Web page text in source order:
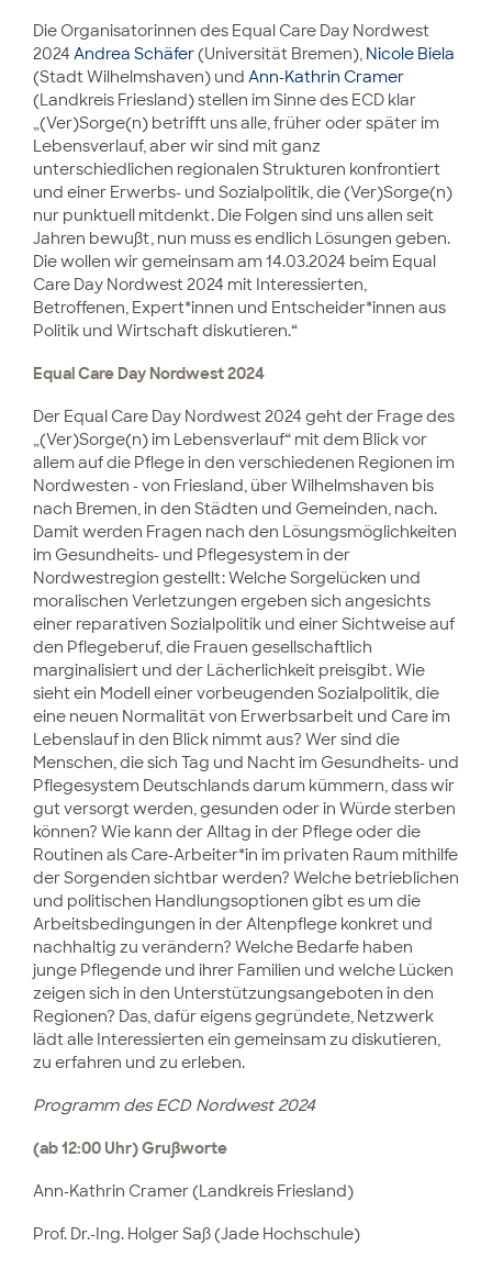
Die Organisatorinnen des Equal Care Day Nordwest
2024 Andrea Schäfer(Universität Bremen), Nicole Biela
(Stadt Wilhelmshaven) und Ann-Kathrin Cramer
(Landkreis Friesland) stellen im Sinne des ECD klar
„(Ver)Sorge(n) betrifft uns alle, früher oder später im
Lebensverlauf, aber wir sind mit ganz
unterschiedlichen regionalen Strukturen konfrontiert
und einer Erwerbs- und Sozialpolitik, die (Ver)Sorge(n)
nur punktuell mitdenkt. Die Folgen sind uns allen seit
Jahren bewußt, nun muss es endlich Lösungen geben.
Die wollen wir gemeinsam am 14.03.2024 beim Equal
Care Day Nordwest 2024 mit Interessierten,
Betroffenen, Expert*innen und Entscheider*innen aus
Politik und Wirtschaft diskutieren.“
Equal Care Day Nordwest 2024
Der Equal Care Day Nordwest 2024 geht der Frage des
„(Ver)Sorge(n) im Lebensverlauf“ mit dem Blick vor
allem auf die Pflege in den verschiedenen Regionen im
Nordwesten - von Friesland, über Wilhelmshaven bis
nach Bremen, in den Städten und Gemeinden, nach.
Damit werden Fragen nach den Lösungsmöglichkeiten
im Gesundheits- und Pflegesystem in der
Nordwestregion gestellt: Welche Sorgelücken und
moralischen Verletzungen ergeben sich angesichts
einer reparativen Sozialpolitik und einer Sichtweise auf
den Pflegeberuf, die Frauen gesellschaftlich
marginalisiert und der Lächerlichkeit preisgibt. Wie
sieht ein Modell einer vorbeugenden Sozialpolitik, die
eine neuen Normalität von Erwerbsarbeit und Care im
Lebenslauf in den Blick nimmt aus? Wer sind die
Menschen, die sich Tag und Nacht im Gesundheits- und
Pflegesystem Deutschlands darum kümmern, dass wir
gut versorgt werden, gesunden oder in Würde sterben
können? Wie kann der Alltag in der Pflege oder die
Routinen als Care-Arbeiter*in im privaten Raum mithilfe
der Sorgenden sichtbar werden? Welche betrieblichen
und politischen Handlungsoptionen gibt es um die
Arbeitsbedingungen in der Altenpflege konkret und
nachhaltig zu verändern? Welche Bedarfe haben
junge Pflegende und ihrer Familien und welche Lücken
zeigen sich in den Unterstützungsangeboten in den
Regionen? Das, dafür eigens gegründete, Netzwerk
lädt alle Interessierten ein gemeinsam zu diskutieren,
zu erfahren und zu erleben.
Programm des ECD Nordwest 2024
(ab 12:00 Uhr) Grußworte
Ann-Kathrin Cramer (Landkreis Friesland)
Prof. Dr.-Ing. Holger Saß (Jade Hochschule)